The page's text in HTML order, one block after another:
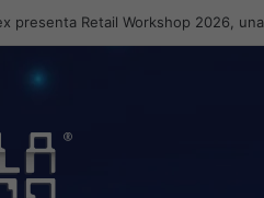
presenta Retail Workshop 2026,